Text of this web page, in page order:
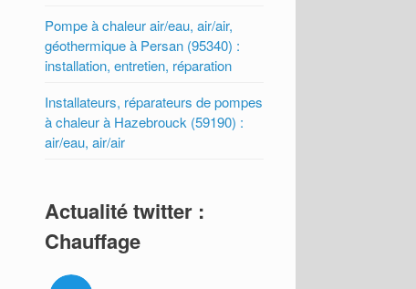
Pompe à chaleur air/eau, air/air,
géothermique à Persan (95340) :
installation, entretien, réparation
Installateurs, réparateurs de pompes
à chaleur à Hazebrouck (59190) :
air/eau, air/air
Actualité twitter :
Chauffage